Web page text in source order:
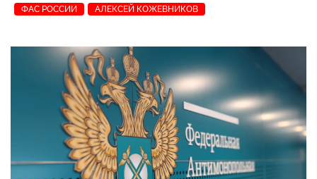
ФАС РОССИИ АЛЕКСЕЙ КОЖЕВНИКОВ